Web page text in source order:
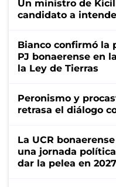
Un ministro de
candidato a
Bianco confirmó la
PJ bonaerense en
la Ley de Tierras
Peronismo y
retrasa el diálogo
La UCR
una jornada
dar la pelea en 2027